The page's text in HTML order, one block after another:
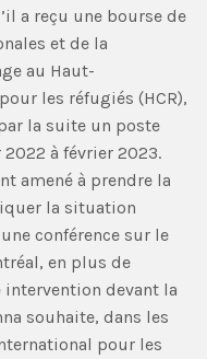
a reçu une bourse de
et de la
au Haut-
les réfugiés (HCR),
la suite un poste
2022 à février 2023.
amené à prendre la
la situation
conférence sur le
en plus de
intervention devant la
souhaite, dans les
pour les